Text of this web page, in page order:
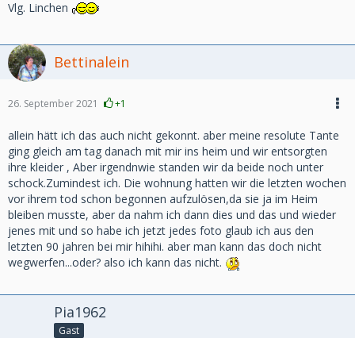
Vlg. Linchen
Bettinalein
26. September 2021 +1
allein hätt ich das auch nicht gekonnt. aber meine resolute Tante
ging gleich am tag danach mit mir ins heim und wir entsorgten
ihre kleider , Aber irgendnwie standen wir da beide noch unter
schock.Zumindest ich. Die wohnung hatten wir die letzten wochen
vor ihrem tod schon begonnen aufzulösen,da sie ja im Heim
bleiben musste, aber da nahm ich dann dies und das und wieder
jenes mit und so habe ich jetzt jedes foto glaub ich aus den
letzten 90 jahren bei mir hihihi. aber man kann das doch nicht
wegwerfen...oder? also ich kann das nicht.
Pia1962
Gast